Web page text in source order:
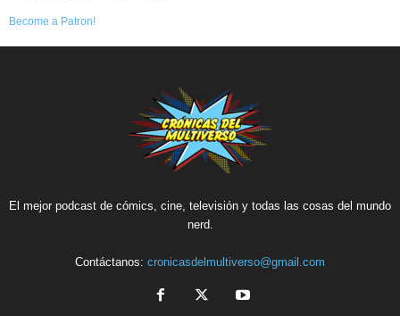
Become a Patron!
El mejor podcast de cómics, cine, televisión y todas las cosas del mundo
nerd.
Contáctanos: cronicasdelmultiverso@gmail.com